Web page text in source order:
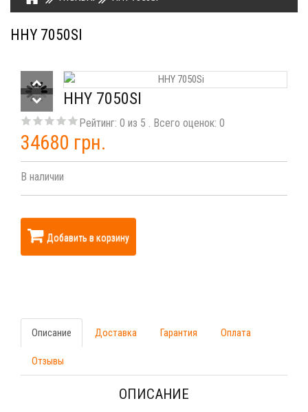
HHY 7050SI
HHY 7050SI
Рейтинг: 0 из 5 . Всего оценок: 0
34680 грн.
В наличии
Добавить в корзину
Описание Доставка Гарантия Оплата
Отзывы
ОПИСАНИЕ